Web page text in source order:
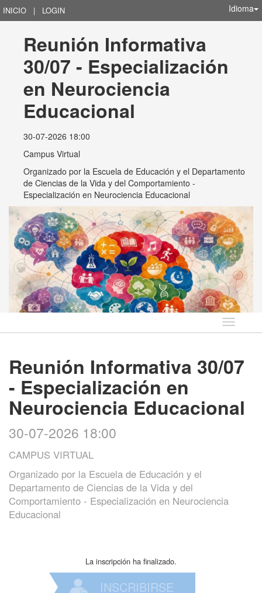
INICIO | LOGIN Idioma
Reunión Informativa
30/07 - Especialización
en Neurociencia
Educacional
30-07-2026 18:00
Campus Virtual
Organizado por la Escuela de Educación y el Departamento
de Ciencias de la Vida y del Comportamiento -
Especialización en Neurociencia Educacional
Idioma
Reunión Informativa 30/07
- Especialización en
Neurociencia Educacional
30-07-2026 18:00
CAMPUS VIRTUAL
Organizado por la Escuela de Educación y el
Departamento de Ciencias de la Vida y del
Comportamiento - Especialización en Neurociencia
Educacional
La inscripción ha finalizado.
INSCRIBIRSE